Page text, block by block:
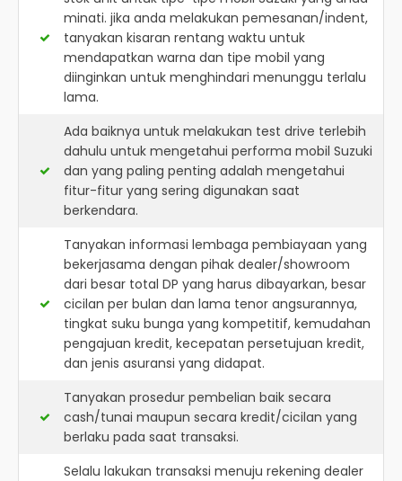
minati. jika anda melakukan pemesanan/indent,
tanyakan kisaran rentang waktu untuk
mendapatkan warna dan tipe mobil yang
diinginkan untuk menghindari menunggu terlalu
lama.
Ada baiknya untuk melakukan test drive terlebih
dahulu untuk mengetahui performa mobil Suzuki
dan yang paling penting adalah mengetahui
fitur-fitur yang sering digunakan saat
berkendara.
Tanyakan informasi lembaga pembiayaan yang
bekerjasama dengan pihak dealer/showroom
dari besar total DP yang harus dibayarkan, besar
cicilan per bulan dan lama tenor angsurannya,
tingkat suku bunga yang kompetitif, kemudahan
pengajuan kredit, kecepatan persetujuan kredit,
dan jenis asuransi yang didapat.
Tanyakan prosedur pembelian baik secara
cash/tunai maupun secara kredit/cicilan yang
berlaku pada saat transaksi.
Selalu lakukan transaksi menuju rekening dealer